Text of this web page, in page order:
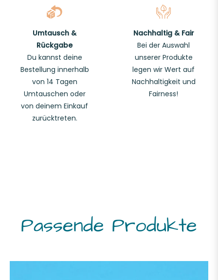
Umtausch &
Rückgabe
Du kannst deine
Bestellung innerhalb
von 14 Tagen
Umtauschen oder
von deinem Einkauf
zurücktreten.
Nachhaltig & Fair
Bei der Auswahl
unserer Produkte
legen wir Wert auf
Nachhaltigkeit und
Fairness!
Passende Produkte